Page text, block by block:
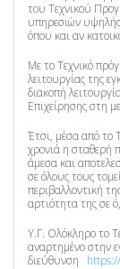
του Τεχνικού
υπηρεσιών
όπου και αν
Με το Τεχνικό
λειτουργίας της
διακοπή
Επιχείρησης στη
Έτσι, μέσα από το
χρονιά η σταθερή
άμεσα και
σε όλους τους
περιβαλλοντική
αρτιότητα της σε
Υ.Γ. Ολόκληρο το
αναρτημένο στην
διεύθυνση